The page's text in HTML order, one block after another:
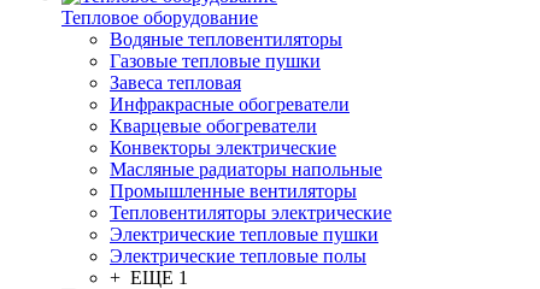
Тепловое оборудование
Водяные тепловентиляторы
Газовые тепловые пушки
Завеса тепловая
Инфракрасные обогреватели
Кварцевые обогреватели
Конвекторы электрические
Масляные радиаторы напольные
Промышленные вентиляторы
Тепловентиляторы электрические
Электрические тепловые пушки
Электрические тепловые полы
+ ЕЩЕ 1